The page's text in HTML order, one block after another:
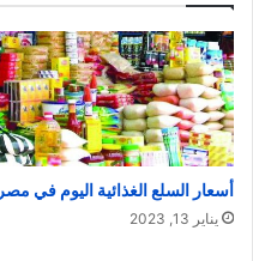
أسعار السلع الغذائية اليوم في مصر
يناير 13, 2023